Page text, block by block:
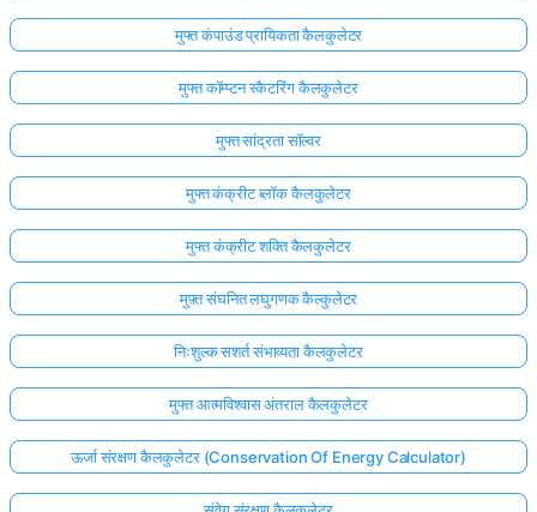
मुफ्त कंपाउंड प्रायिकता कैलकुलेटर
मुफ्त कॉम्प्टन स्कैटरिंग कैलकुलेटर
मुफ्त सांद्रता सॉल्वर
मुफ्त कंक्रीट ब्लॉक कैलकुलेटर
मुफ्त कंक्रीट शक्ति कैलकुलेटर
मुफ़्त संघनित लघुगणक कैल्कुलेटर
निःशुल्क सशर्त संभाव्यता कैलकुलेटर
मुफ्त आत्मविश्वास अंतराल कैलकुलेटर
ऊर्जा संरक्षण कैलकुलेटर (Conservation Of Energy Calculator)